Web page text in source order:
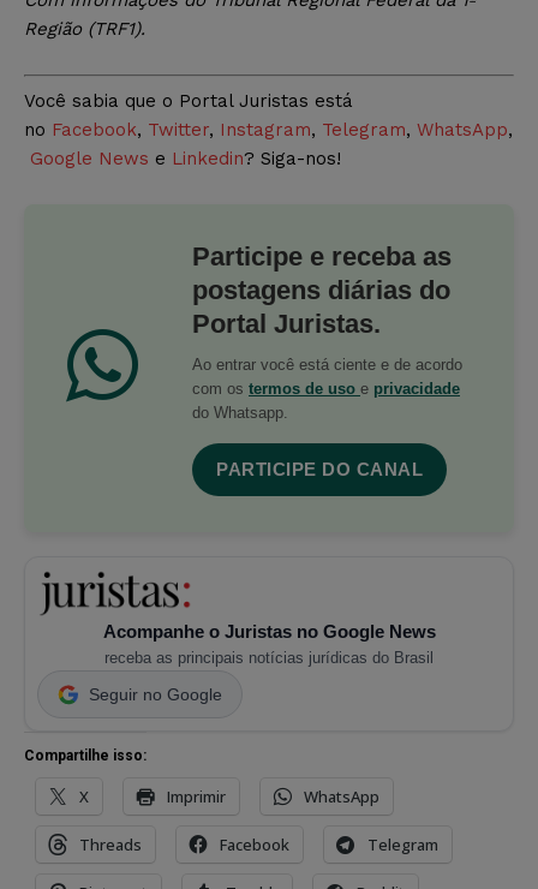
Região (TRF1).
Você sabia que o Portal Juristas está
no Facebook, Twitter, Instagram, Telegram, WhatsApp,
Google News e Linkedin? Siga-nos!
Participe e receba as
postagens diárias do
Portal Juristas.
Ao entrar você está ciente e de acordo
com os termos de uso e privacidade
do Whatsapp.
PARTICIPE DO CANAL
Acompanhe o Juristas no Google News
receba as principais notícias jurídicas do Brasil
Seguir no Google
Compartilhe isso:
X Imprimir WhatsApp
Threads Facebook Telegram